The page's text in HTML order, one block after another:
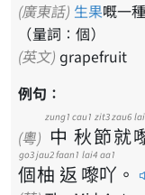
(廣東話) 生果嘅一
（量詞：個）
(英文) grapefruit
例句：
(粵) 中
zung1
秋
cau1
節
zit3
就
zau6
個
go3
柚
jau2
返
faan1
嚟
lai4
吖
aa1
。